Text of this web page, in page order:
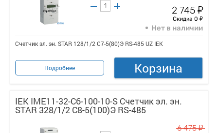
2 745 у
Скидка 0 у
Нет в наличии
Счетчик эл. эн. STAR 128/1/2 С7-5(80)Э RS-485 UZ IEK
Подробнее Корзина
IEK IME11-32-C6-100-10-S Счетчик эл. эн.
STAR 328/1/2 С8-5(100)Э RS-485
6 475у